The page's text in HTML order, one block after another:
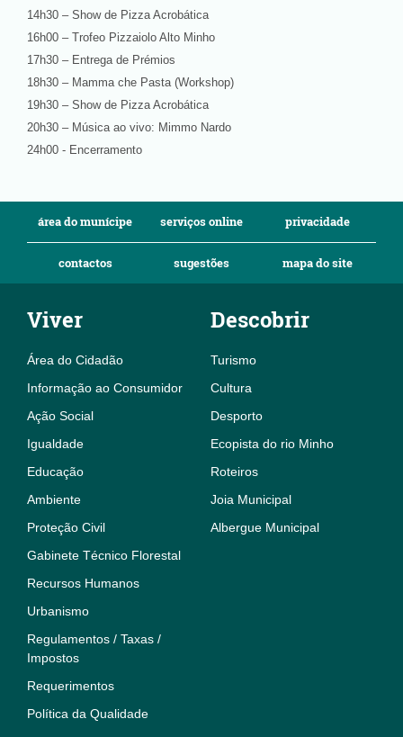
14h30 – Show de Pizza Acrobática
16h00 – Trofeo Pizzaiolo Alto Minho
17h30 – Entrega de Prémios
18h30 – Mamma che Pasta (Workshop)
19h30 – Show de Pizza Acrobática
20h30 – Música ao vivo: Mimmo Nardo
24h00 - Encerramento
área do munícipe serviços online privacidade
contactos sugestões mapa do site
Viver
Área do Cidadão
Informação ao Consumidor
Ação Social
Igualdade
Educação
Ambiente
Proteção Civil
Gabinete Técnico Florestal
Recursos Humanos
Urbanismo
Regulamentos / Taxas /
Impostos
Requerimentos
Política da Qualidade
Descobrir
Turismo
Cultura
Desporto
Ecopista do rio Minho
Roteiros
Joia Municipal
Albergue Municipal